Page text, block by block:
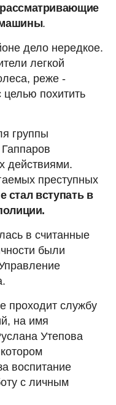
.
дело нередкое.
легкой
реже -
целью похитить
группы
действиями.
преступных
стал вступать в
в считанные
были
проходит службу
на имя
Утепова
воспитание
с личным